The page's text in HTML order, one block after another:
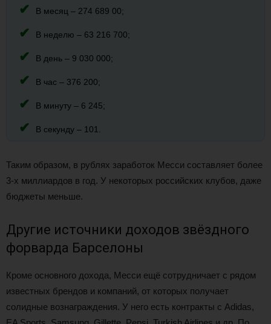
В месяц – 274 689 00;
В неделю – 63 216 700;
В день – 9 030 000;
В час – 376 200;
В минуту – 6 245;
В секунду – 101.
Таким образом, в рублях заработок Месси составляет более
3-х миллиардов в год. У некоторых российских клубов, даже
бюджеты меньше.
Другие источники доходов звёздного
форварда Барселоны
Кроме основного дохода, Месси ещё сотрудничает с рядом
известных брендов и компаний, от которых получает
солидные вознаграждения. У него есть контракты с Adidas,